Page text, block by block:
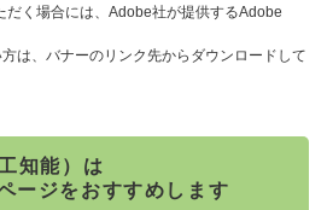
だく場合には、Adobe社が提供するAdobe
は、バナーのリンク先からダウンロードして
知能）は
ージをおすすめします